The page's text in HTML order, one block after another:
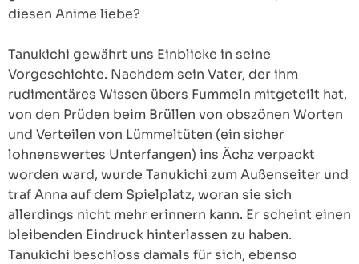
diesen Anime liebe?
Tanukichi gewährt uns Einblicke in seine
Vorgeschichte. Nachdem sein Vater, der ihm
rudimentäres Wissen übers Fummeln mitgeteilt hat,
von den Prüden beim Brüllen von obszönen Worten
und Verteilen von Lümmeltüten (ein sicher
lohnenswertes Unterfangen) ins Ächz verpackt
worden ward, wurde Tanukichi zum Außenseiter und
traf Anna auf dem Spielplatz, woran sie sich
allerdings nicht mehr erinnern kann. Er scheint einen
bleibenden Eindruck hinterlassen zu haben.
Tanukichi beschloss damals für sich, ebenso